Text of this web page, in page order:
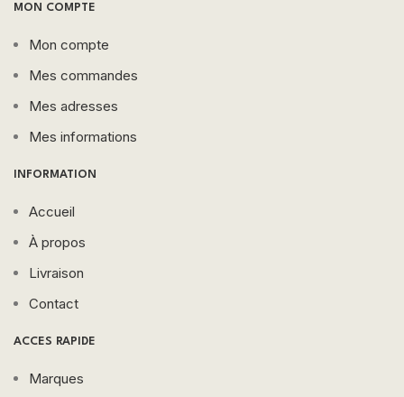
MON COMPTE
Mon compte
Mes commandes
Mes adresses
Mes informations
INFORMATION
Accueil
À propos
Livraison
Contact
ACCES RAPIDE
Marques